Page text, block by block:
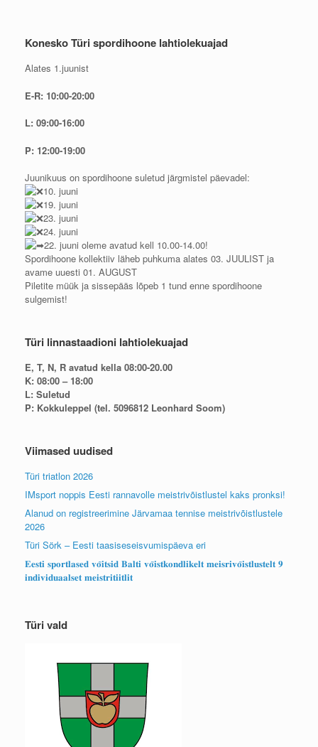
Konesko Türi spordihoone lahtiolekuajad
Alates 1.juunist
E-R: 10:00-20:00
L: 09:00-16:00
P: 12:00-19:00
Juunikuus on spordihoone suletud järgmistel päevadel:
10. juuni
19. juuni
23. juuni
24. juuni
22. juuni oleme avatud kell 10.00-14.00!
Spordihoone kollektiiv läheb puhkuma alates 03. JUULIST ja
avame uuesti 01. AUGUST
Piletite müük ja sissepääs lõpeb 1 tund enne spordihoone
sulgemist!
Türi linnastaadioni lahtiolekuajad
E, T, N, R avatud kella 08:00-20.00
K: 08:00 – 18:00
L: Suletud
P: Kokkuleppel (tel. 5096812 Leonhard Soom)
Viimased uudised
Türi triatlon 2026
IMsport noppis Eesti rannavolle meistrivõistlustel kaks pronksi!
Alanud on registreerimine Järvamaa tennise meistrivõistlustele
2026
Türi Sörk – Eesti taasiseseisvumispäeva eri
𝐄𝐞𝐬𝐭𝐢 𝐬𝐩𝐨𝐫𝐭𝐥𝐚𝐬𝐞𝐝 𝐯𝐨̃𝐢𝐭𝐬𝐢𝐝 𝐁𝐚𝐥𝐭𝐢 𝐯𝐨̃𝐢𝐬𝐭𝐤𝐨𝐧𝐝𝐥𝐢𝐤𝐞𝐥𝐭 𝐦𝐞𝐢𝐬𝐫𝐢𝐯𝐨̃𝐢𝐬𝐭𝐥𝐮𝐬𝐭𝐞𝐥𝐭 𝟗
𝐢𝐧𝐝𝐢𝐯𝐢𝐝𝐮𝐚𝐚𝐥𝐬𝐞𝐭 𝐦𝐞𝐢𝐬𝐭𝐫𝐢𝐭𝐢𝐢𝐭𝐥𝐢𝐭
Türi vald